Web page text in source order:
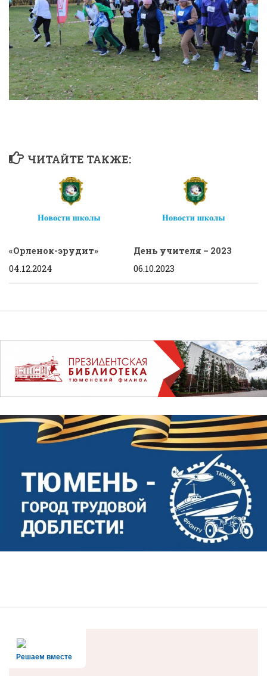
ЧИТАЙТЕ ТАКЖЕ:
«Орленок-эрудит»
04.12.2024
День учителя – 2023
06.10.2023
Решаем вместе